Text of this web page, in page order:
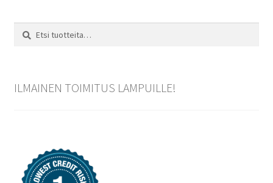
Etsi:
Haku
ILMAINEN TOIMITUS LAMPUILLE!